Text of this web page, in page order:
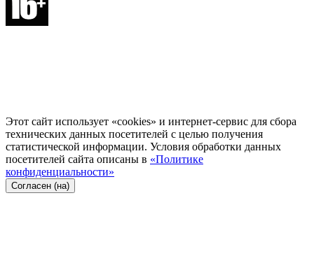
Этот сайт использует «cookies» и интернет-сервис для сбора
технических данных посетителей с целью получения
статистической информации. Условия обработки данных
посетителей сайта описаны в «Политике
конфиденциальности»
Согласен (на)